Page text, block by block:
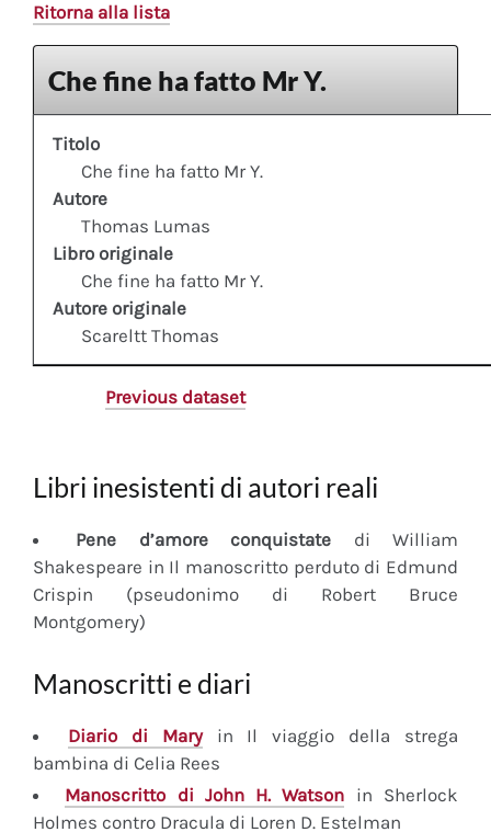
Ritorna alla lista
Che fine ha fatto Mr Y.
Titolo
Che fine ha fatto Mr Y.
Autore
Thomas Lumas
Libro originale
Che fine ha fatto Mr Y.
Autore originale
Scareltt Thomas
Previous dataset
Libri inesistenti di autori reali
Pene d’amore conquistate di William
Shakespeare in Il manoscritto perduto di Edmund
Crispin (pseudonimo di Robert Bruce
Montgomery)
Manoscritti e diari
Diariodi Maryin Il viaggio della strega
bambina di Celia Rees
Manoscritto di John H. Watson in Sherlock
Holmes contro Dracula di Loren D. Estelman